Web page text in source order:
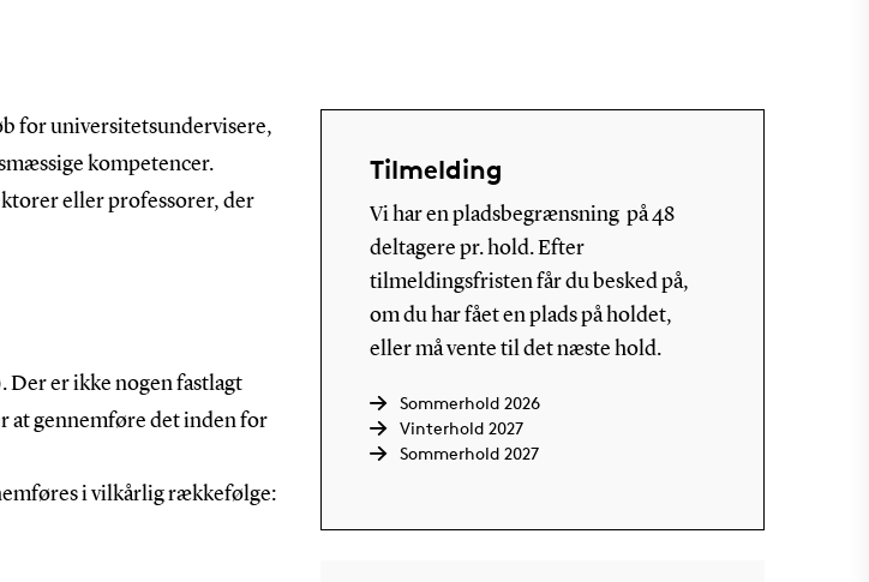
for universitetsundervisere,
kompetencer.
eller professorer, der
Der er ikke nogen fastlagt
at gennemføre det inden for
i vilkårlig rækkefølge:
Tilmelding
Vi har en pladsbegrænsning på 48
deltagere pr. hold. Efter
tilmeldingsfristen får du besked på,
om du har fået en plads på holdet,
eller må vente til det næste hold.
Sommerhold 2026
Vinterhold 2027
Sommerhold 2027